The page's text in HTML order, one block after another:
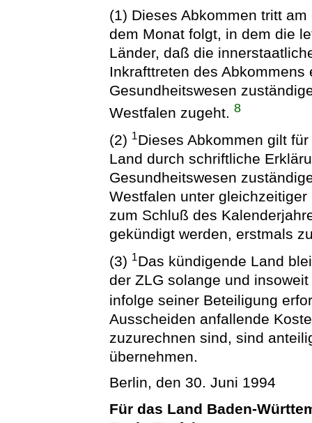
(1) Dieses Abkommen tritt
dem Monat folgt, in dem die
Länder, daß die
Inkrafttreten des
Gesundheitswesen
Westfalen zugeht.8
(2) 1Dieses Abkommen gilt
Land durch schriftliche
Gesundheitswesen
Westfalen unter
zum Schluß des
gekündigt werden, erstmals
(3) 1Das kündigende Land
der ZLG solange und
infolge seiner Beteiligung
Ausscheiden anfallende
zuzurechnen sind, sind
übernehmen.
Berlin, den 30. Juni 1994
Für das Land Baden-